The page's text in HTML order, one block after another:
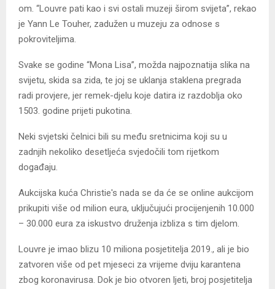
om. “Louvre pati kao i svi ostali muzeji širom svijeta”, rekao
je Yann Le Touher, zadužen u muzeju za odnose s
pokroviteljima.
Svake se godine “Mona Lisa”, možda najpoznatija slika na
svijetu, skida sa zida, te joj se uklanja staklena pregrada
radi provjere, jer remek-djelu koje datira iz razdoblja oko
1503. godine prijeti pukotina.
Neki svjetski čelnici bili su među sretnicima koji su u
zadnjih nekoliko desetljeća svjedočili tom rijetkom
događaju.
Aukcijska kuća Christie's nada se da će se online aukcijom
prikupiti više od milion eura, uključujući procijenjenih 10.000
– 30.000 eura za iskustvo druženja izbliza s tim djelom.
Louvre je imao blizu 10 miliona posjetitelja 2019., ali je bio
zatvoren više od pet mjeseci za vrijeme dviju karantena
zbog koronavirusa. Dok je bio otvoren ljeti, broj posjetitelja